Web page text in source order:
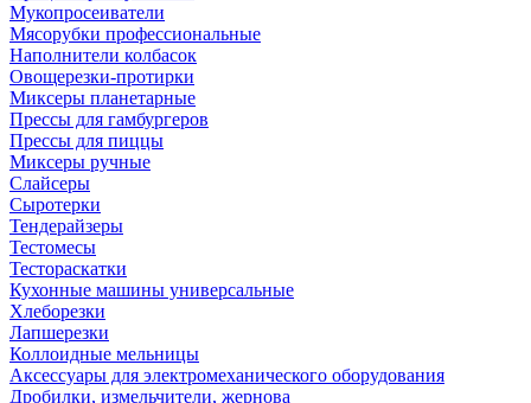
Мукопросеиватели
Мясорубки профессиональные
Наполнители колбасок
Овощерезки-протирки
Миксеры планетарные
Прессы для гамбургеров
Прессы для пиццы
Миксеры ручные
Слайсеры
Сыротерки
Тендерайзеры
Тестомесы
Тестораскатки
Кухонные машины универсальные
Хлеборезки
Лапшерезки
Коллоидные мельницы
Аксессуары для электромеханического оборудования
Дробилки, измельчители, жернова